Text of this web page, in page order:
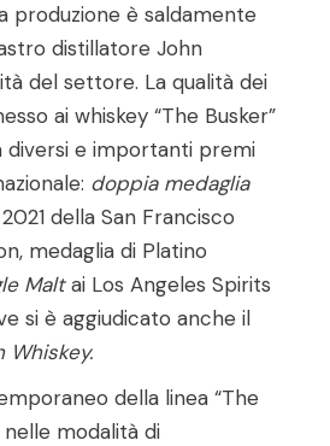
produzione è saldamente
distillatore John
del settore. La qualità dei
ai whiskey “The Busker”
diversi e importanti premi
doppia medaglia
della San Francisco
medaglia di Platino
Malt ai Los Angeles Spirits
si è aggiudicato anche il
Whiskey.
della linea “The
modalità di